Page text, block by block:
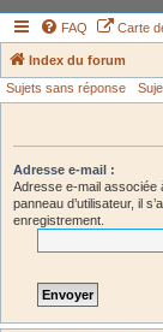
FAQ Carte
Index du forum
Sujets sans réponse
Adresse e-mail :
Adresse e-mail associée
panneau d’utilisateur, il
enregistrement.